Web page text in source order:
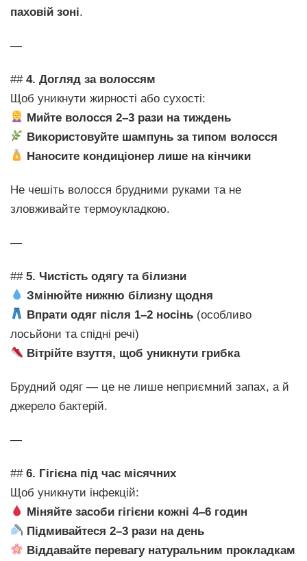
паховій зоні.
—
## 4. Догляд за волоссям
Щоб уникнути жирності або сухості:
Мийте волосся 2–3 рази на тиждень
Використовуйте шампунь за типом волосся
Наносите кондиціонер лише на кінчики
Не чешіть волосся брудними руками та не
зловживайте термоукладкою.
—
## 5. Чистість одягу та білизни
Змінюйте нижню білизну щодня
Впрати одяг після 1–2 носінь (особливо
лосьйони та спідні речі)
Вітрійте взуття, щоб уникнути грибка
Брудний одяг — це не лише неприємний запах, а й
джерело бактерій.
—
## 6. Гігієна під час місячних
Щоб уникнути інфекцій:
Міняйте засоби гігієни кожні 4–6 годин
Підмивайтеся 2–3 рази на день
Віддавайте перевагу натуральним прокладкам